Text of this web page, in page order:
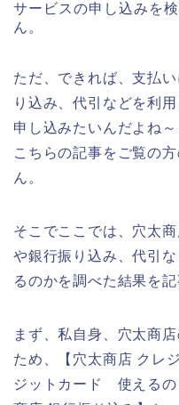
サービスの申し込みを
ん。
ただ、できれば、支払
り込み、代引などを利
申し込みたいんだよね
こちらの記事をご覧の
ん。
そこでここでは、穴太
や銀行振り込み、代引
るのかを調べた結果を
まず、私自身、穴太商
ため、【穴太商店 クレ
ジットカード 使えるの